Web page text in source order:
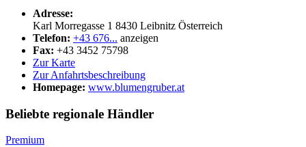
Adresse:
Karl Morregasse 1 8430 Leibnitz Österreich
Telefon: +43 676... anzeigen
Fax: +43 3452 75798
Zur Karte
Zur Anfahrtsbeschreibung
Homepage: www.blumengruber.at
Beliebte regionale Händler
Premium